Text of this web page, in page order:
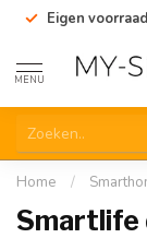
Eigen
MENU
Home /